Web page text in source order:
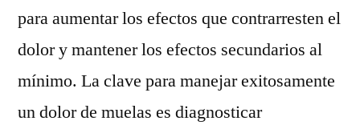
para aumentar los efectos que contrarresten el
dolor y mantener los efectos secundarios al
mínimo. La clave para manejar exitosamente
un dolor de muelas es diagnosticar